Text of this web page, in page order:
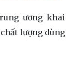
ương khai
lượng dùng